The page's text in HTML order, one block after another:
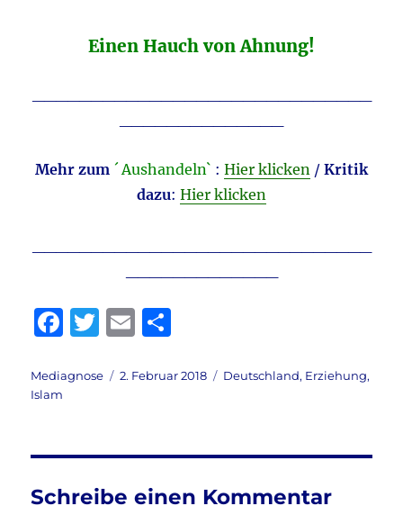
Einen Hauch von Ahnung!
Mehr zum ´ Aushandeln` : Hier klicken / Kritik
dazu: Hier klicken
F
c
o
o
T
it
E
ai le
Autor
Mediagnose
Veröffentlicht
2. Februar 2018 Kategorien
Deutschland, Erziehung,
Islam
Schreibe einen Kommentar